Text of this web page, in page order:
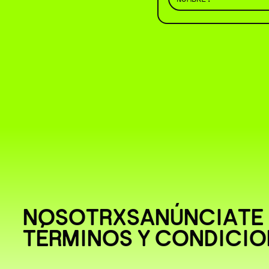
NOSOTRXSANÚNCIATE
TÉRMINOS Y